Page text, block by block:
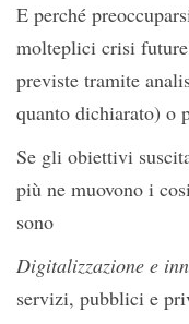
E perché
molteplici crisi
previste tramite
quanto dichiarato) o
Se gli obiettivi
più ne muovono i
sono
Digitalizzazione e
servizi, pubblici e